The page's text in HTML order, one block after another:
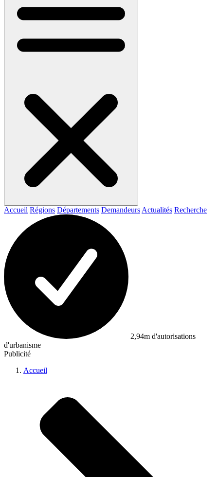
Accueil Régions Départements Demandeurs Actualités Recherche
2,94m d'autorisations
d'urbanisme
Publicité
Accueil